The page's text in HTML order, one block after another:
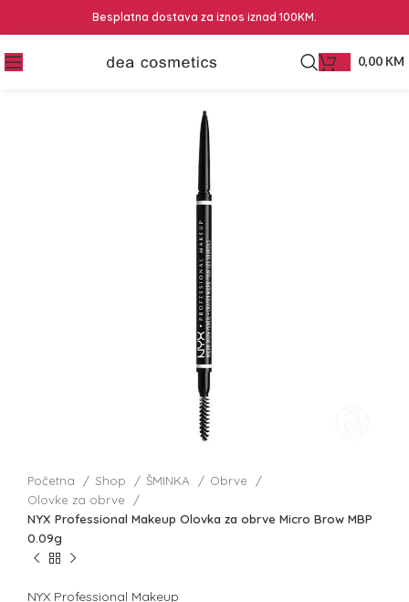
Besplatna dostava za iznos iznad 100KM.
0,00 KM
Početna Shop ŠMINKA
Obrve
Olovke za obrve
NYX Professional Makeup Olovka za obrve Micro Brow MBP
0.09g
NYX Professional Makeup